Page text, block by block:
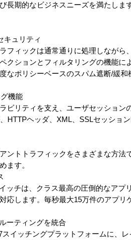
長期的なビジネスニーズを満たします
キュリティ
フィックは通常通りに処理しながら
クションとフィルタリングの機能
なポリシーベースのスパム遮断/緩
機能
ビリティを支え、ユーザセッション
HTTPヘッダ、XML、SSLセッショ
ントトラフィックをさまざまな方法
ます。
チは、クラス最高の圧倒的なアプ
応します。毎秒最大15万件のアプ
ーティングを統合
イッチングプラットフォームに、